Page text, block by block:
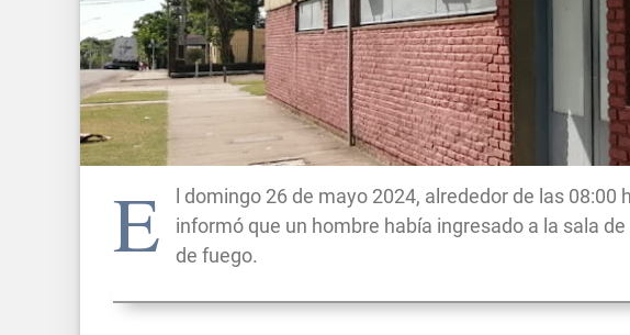
E
l domingo 26 de mayo 2024, alrededor de las 08:00
informó que un hombre había ingresado a la sala
de fuego.